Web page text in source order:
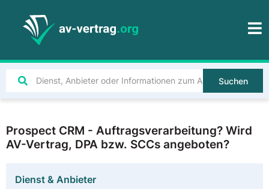
Suchen
Prospect CRM - Auftragsverarbeitung? Wird
AV-Vertrag, DPA bzw. SCCs angeboten?
Dienst & Anbieter